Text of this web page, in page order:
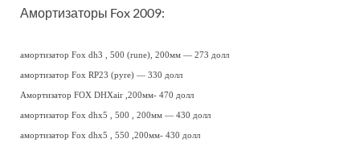
Амортизаторы Fox 2009:
амортизатор Fox dh3 , 500 (rune), 200мм — 273 долл
амортизатор Fox RP23 (pyre) — 330 долл
Амортизатор FOX DHXair ,200мм- 470 долл
амортизатор Fox dhx5 , 500 , 200мм — 430 долл
амортизатор Fox dhx5 , 550 ,200мм- 430 долл